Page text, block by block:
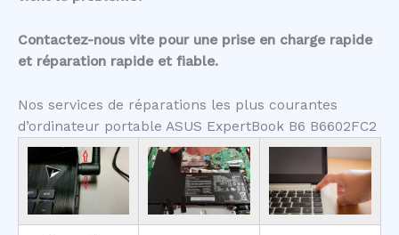
Contactez-nous vite pour une prise en charge rapide
et réparation rapide et fiable.
Nos services de réparations les plus courantes
d’ordinateur portable ASUS ExpertBook B6 B6602FC2